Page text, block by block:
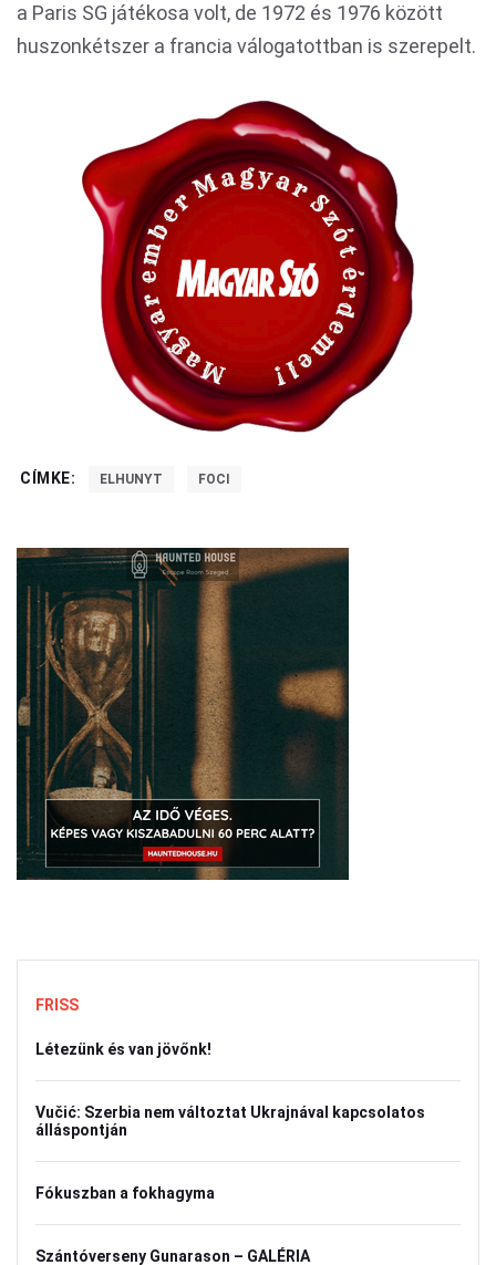
a Paris SG játékosa volt, de 1972 és 1976 között
huszonkétszer a francia válogatottban is szerepelt.
CÍMKE: ELHUNYT FOCI
FRISS
Létezünk és van jövőnk!
Vučić: Szerbia nem változtat Ukrajnával kapcsolatos
álláspontján
Fókuszban a fokhagyma
Szántóverseny Gunarason – GALÉRIA